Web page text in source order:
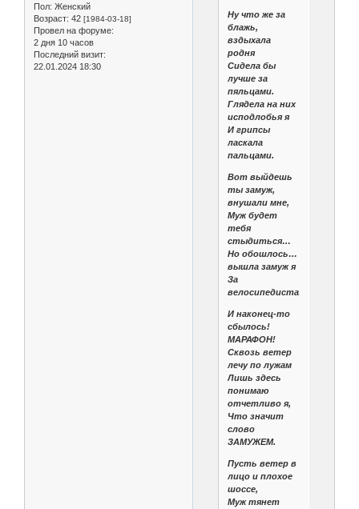
Пол: Женский
Возраст: 42 [1984-03-18]
Провел на форуме:
2 дня 10 часов
Последний визит:
22.01.2024 18:30
Ну что же за
блажь,
вздыхала
родня
Сидела бы
лучше за
пяльцами.
Глядела на них
исподлобья я
И грипсы
ласкала
пальцами.
Вот выйдешь
ты замуж,
внушали мне,
Муж будет
тебя
стыдиться…
Но обошлось…
вышла замуж я
За
велосипедиста…
И наконец-то
сбылось!
МАРАФОН!
Сквозь ветер
лечу по лужам
Лишь здесь
понимаю
отчетливо я,
Что значит
слово
ЗАМУЖЕМ.
Пусть ветер в
лицо и плохое
шоссе,
Муж тянет